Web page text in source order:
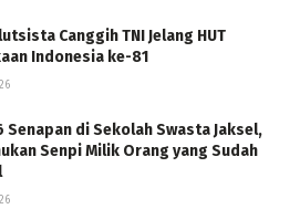
Canggih TNI Jelang HUT
Indonesia ke-81
Senapan di Sekolah Swasta Jaksel,
Senpi Milik Orang yang Sudah